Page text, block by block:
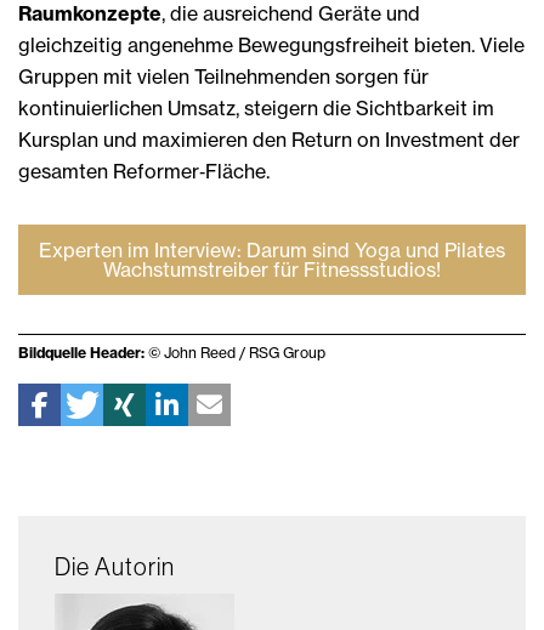
Raumkonzepte, die ausreichend Geräte und
gleichzeitig angenehme Bewegungsfreiheit bieten. Viele
Gruppen mit vielen Teilnehmenden sorgen für
kontinuierlichen Umsatz, steigern die Sichtbarkeit im
Kursplan und maximieren den Return on Investment der
gesamten Reformer‑Fläche.
Experten im Interview: Darum sind Yoga und Pilates
Wachstumstreiber für Fitnessstudios!
Bildquelle Header: © John Reed / RSG Group
Die Autorin